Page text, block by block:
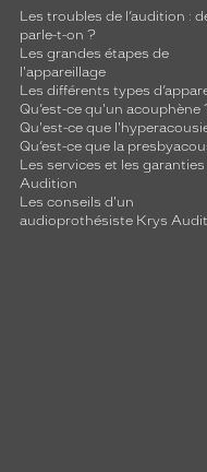
Les troubles de l’audition :
parle-t-on ?
Les grandes étapes de
l'appareillage
Les différents types
Qu’est-ce qu'un acouphène
Qu'est-ce que
Qu’est-ce que la
Les services et les
Audition
Les conseils d'un
audioprothésiste Krys